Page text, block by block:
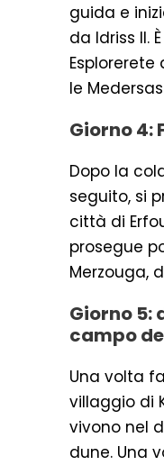
guida e
da Idriss II.
le
Giorno 4:
Dopo la
seguito, si
città di
prosegue
Merzouga,
Giorno 5:
campo
Una volta
villaggio di
vivono nel
dune. Una